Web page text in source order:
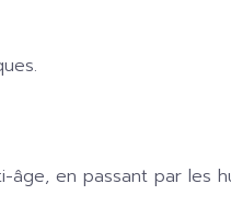
âge, en passant par les